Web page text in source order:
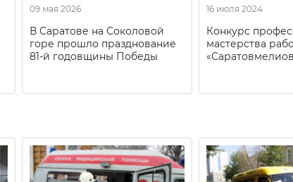
09 мая 2026
В Саратове на Соколовой
горе прошло празднование
81-й годовщины Победы
16 июля 2024
Конкурс
мастерства